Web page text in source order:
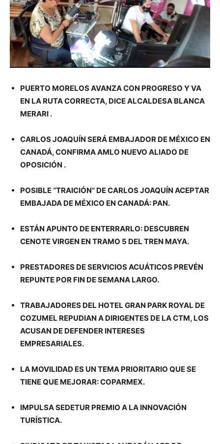
PUERTO MORELOS AVANZA CON PROGRESO Y VA
EN LA RUTA CORRECTA, DICE ALCALDESA BLANCA
MERARI .
CARLOS JOAQUÍN SERÁ EMBAJADOR DE MÉXICO EN
CANADÁ, CONFIRMA AMLO NUEVO ALIADO DE
OPOSICIÓN .
POSIBLE “TRAICIÓN” DE CARLOS JOAQUÍN ACEPTAR
EMBAJADA DE MÉXICO EN CANADÁ: PAN.
ESTÁN APUNTO DE ENTERRARLO: DESCUBREN
CENOTE VIRGEN EN TRAMO 5 DEL TREN MAYA.
PRESTADORES DE SERVICIOS ACUÁTICOS PREVÉN
REPUNTE POR FIN DE SEMANA LARGO.
TRABAJADORES DEL HOTEL GRAN PARK ROYAL DE
COZUMEL REPUDIAN A DIRIGENTES DE LA CTM, LOS
ACUSAN DE DEFENDER INTERESES
EMPRESARIALES.
LA MOVILIDAD ES UN TEMA PRIORITARIO QUE SE
TIENE QUE MEJORAR: COPARMEX.
IMPULSA SEDETUR PREMIO A LA INNOVACIÓN
TURÍSTICA.